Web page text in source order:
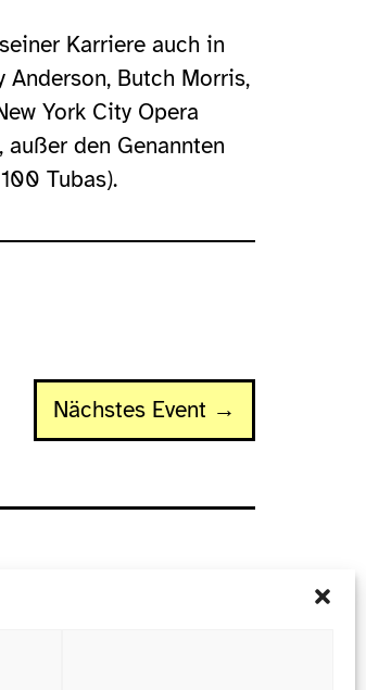
Karriere auch in
Anderson, Butch Morris,
York City Opera
den Genannten
Tubas).
Nächstes Event →